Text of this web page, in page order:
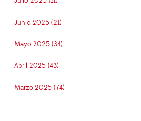
Junio 2025 (21)
Mayo 2025 (34)
Abril 2025 (43)
Marzo 2025 (74)